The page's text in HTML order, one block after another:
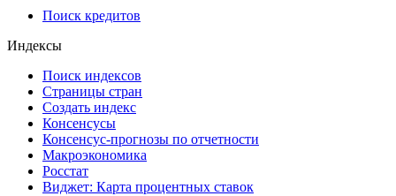
Поиск кредитов
Индексы
Поиск индексов
Страницы стран
Создать индекс
Консенсусы
Консенсус-прогнозы по отчетности
Макроэкономика
Росстат
Виджет: Карта процентных ставок